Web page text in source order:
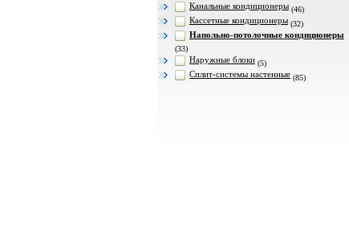
Канальные кондиционеры (46)
Кассетные кондиционеры (32)
Напольно-потолочные кондиционеры
(33)
Наружные блоки (5)
Сплит-системы настенные (85)